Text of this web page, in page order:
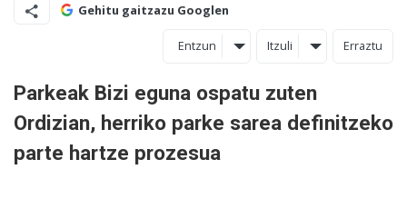
Gehitu gaitzazu Googlen
Entzun Itzuli Erraztu
Parkeak Bizi eguna ospatu zuten
Ordizian, herriko parke sarea definitzeko
parte hartze prozesua